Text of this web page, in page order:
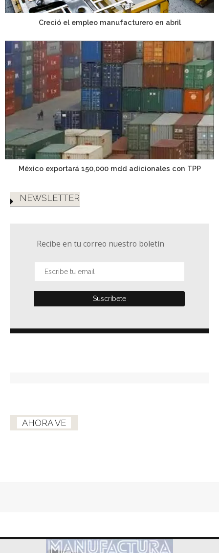
Creció el empleo manufacturero en abril
México exportará 150,000 mdd adicionales con TPP
NEWSLETTER
Recibe en tu correo nuestro boletín
AHORA VE